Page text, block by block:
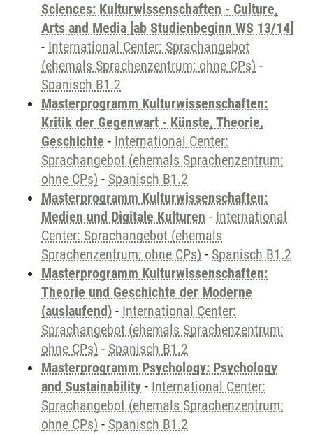
Sciences: Kulturwissenschaften - Culture,
Arts and Media [ab Studienbeginn WS 13/14]
- International Center: Sprachangebot
(ehemals Sprachenzentrum; ohne CPs) -
Spanisch B1.2
Masterprogramm Kulturwissenschaften:
Kritik der Gegenwart - Künste, Theorie,
Geschichte - International Center:
Sprachangebot (ehemals Sprachenzentrum;
ohne CPs) - Spanisch B1.2
Masterprogramm Kulturwissenschaften:
Medien und Digitale Kulturen - International
Center: Sprachangebot (ehemals
Sprachenzentrum; ohne CPs) - Spanisch B1.2
Masterprogramm Kulturwissenschaften:
Theorie und Geschichte der Moderne
(auslaufend) - International Center:
Sprachangebot (ehemals Sprachenzentrum;
ohne CPs) - Spanisch B1.2
Masterprogramm Psychology: Psychology
and Sustainability - International Center:
Sprachangebot (ehemals Sprachenzentrum;
ohne CPs) - Spanisch B1.2